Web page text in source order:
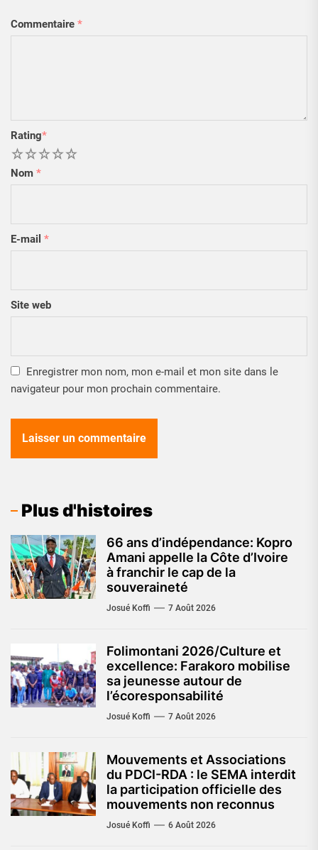
Commentaire *
Rating*
5
4
3
2
Nom *
E-mail *
Site web
Enregistrer mon nom, mon e-mail et mon site dans le
navigateur pour mon prochain commentaire.
Plus d'histoires
66 ans d’indépendance: Kopro
Amani appelle la Côte d’Ivoire
à franchir le cap de la
souveraineté
Josué Koffi 7 Août 2026
Folimontani 2026/Culture et
excellence: Farakoro mobilise
sa jeunesse autour de
l’écoresponsabilité
Josué Koffi 7 Août 2026
Mouvements et Associations
du PDCI-RDA : le SEMA interdit
la participation officielle des
mouvements non reconnus
Josué Koffi 6 Août 2026